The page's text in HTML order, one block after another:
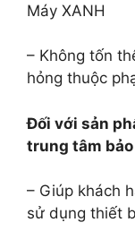
Máy XANH
– Không tốn
hỏng thuộc
Đối với sản
trung tâm
– Giúp khách
sử dụng thiết